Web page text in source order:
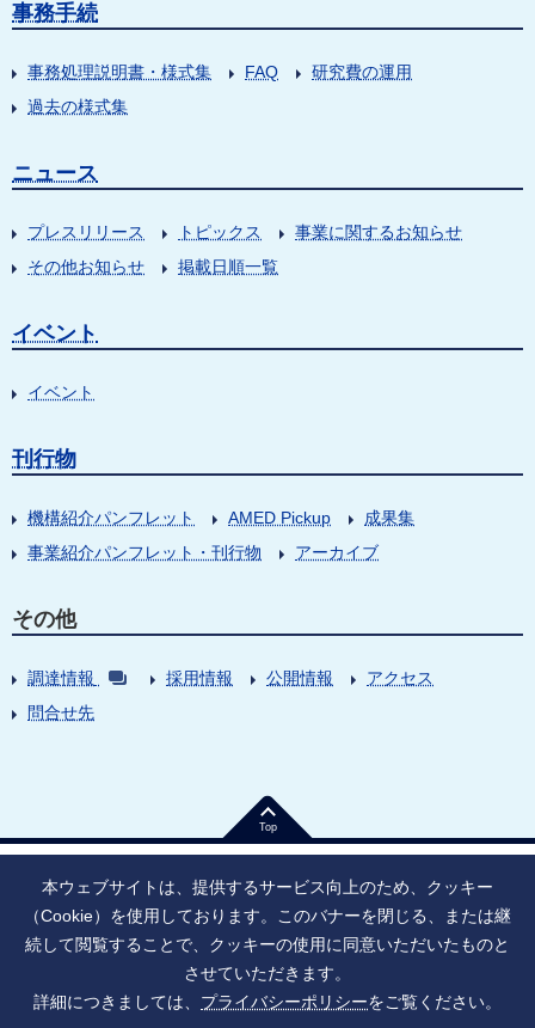
事務手続
事務処理説明書・様式集 FAQ
研究費の運用
過去の様式集
ニュース
プレスリリース トピックス
事業に関するお知らせ
その他お知らせ
掲載日順一覧
イベント
イベント
刊行物
機構紹介パンフレット AMED Pickup
成果集
事業紹介パンフレット・刊行物
アーカイブ
その他
調達情報 採用情報 公開情報
アクセス
問合せ先
Top
法人番号：9010005023796 東京都千代田区大手町1丁目7番1号
寄附のお願い
ご利用上の注意
ソーシャル・ネットワーキング・サービス運用ポリシー
本ウェブサイトは、提供するサービス向上のため、クッキー
（Cookie）を使用しております。このバナーを閉じる、または継
続して閲覧することで、クッキーの使用に同意いただいたものと
させていただきます。
詳細につきましては、 プライバシーポリシーをご覧ください。